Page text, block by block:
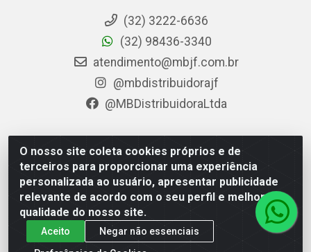
O nosso site coleta cookies próprios e de
terceiros para proporcionar uma experiência
personalizada ao usuário, apresentar publicidade
relevante de acordo com o seu perfil e melhorar a
qualidade do nosso site.
Aceito
Negar não essenciais
(32) 3222-6636
(32) 98436-3340
atendimento@mbjf.com.br
@mbdistribuidorajf
@MBDistribuidoraLtda
MB Distribuidora - Av. Presidente Juscelino Kubitschek, 11423
– Barreira do Triunfo, Juiz de Fora / MG - CEP 36092-060 -
CNPJ 05.920.402/0001-28